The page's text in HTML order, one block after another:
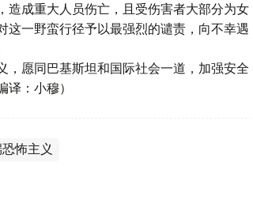
造成重大人员伤亡，且受伤害者大部分为女
一野蛮行径予以最强烈的谴责，向不幸遇
愿同巴基斯坦和国际社会一道，加强安全
：小穆）
怖主义